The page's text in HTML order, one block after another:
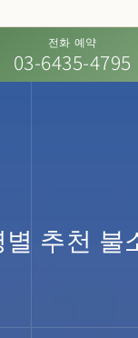
전화 예약
03-6435-4795
추천 불